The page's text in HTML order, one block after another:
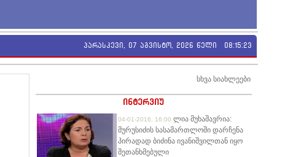
პარასკევი, 07 აგვისტო, 2026 წელი 08:15:24
სხვა სიახლეები
ინტერვიუ
04-01-2016, 16:00 ლია მუხაშავრია:
მურუსიძის სასამართლოში დარჩენა
პირადად ბიძინა ივანიშვილთან იყო
შეთანხმებული